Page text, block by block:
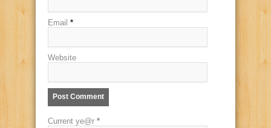
Email *
Website
Current ye@r *